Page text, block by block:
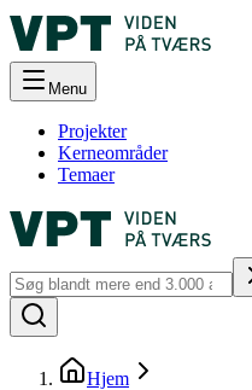
Menu
Projekter
Kerneområder
Temaer
Hjem